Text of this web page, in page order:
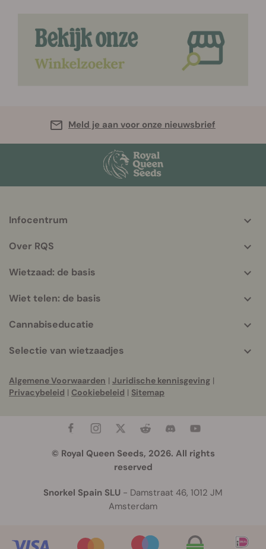
Meld je aan voor onze nieuwsbrief
info
Infocentrum
Over RQS
Wietzaad: de basis
Wiet telen: de basis
Cannabiseducatie
Selectie van wietzaadjes
Algemene Voorwaarden | Juridische kennisgeving |
Privacybeleid | Cookiebeleid | Sitemap
© Royal Queen Seeds, 2026. All rights
reserved
Snorkel Spain SLU - Damstraat 46, 1012 JM
Amsterdam